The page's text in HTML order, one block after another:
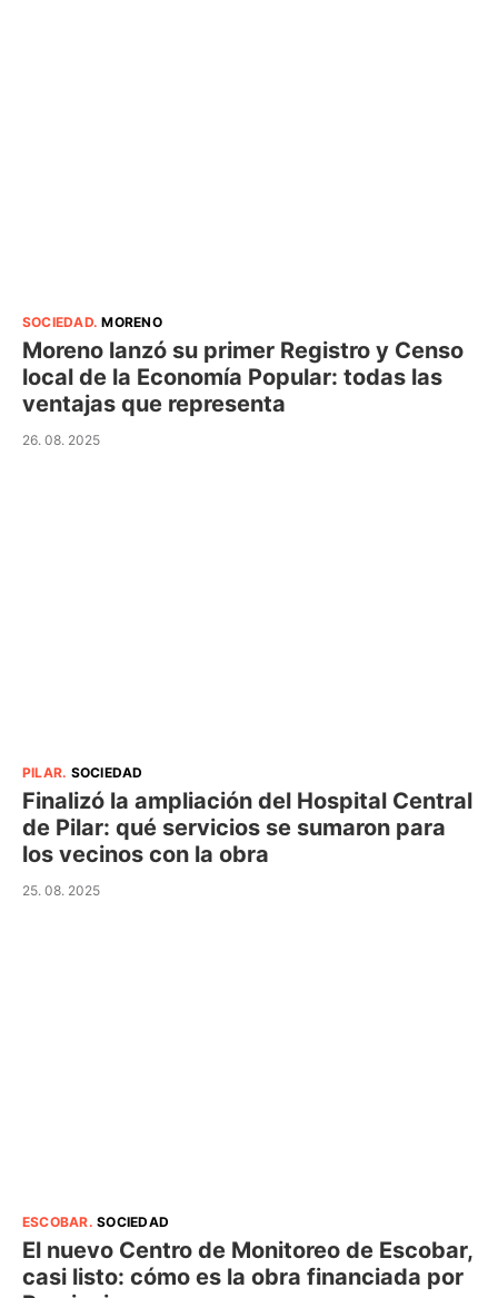
SOCIEDAD.MORENO
Moreno lanzó su primer Registro y Censo
local de la Economía Popular: todas las
ventajas que representa
26. 08. 2025
PILAR. SOCIEDAD
Finalizó la ampliación del Hospital Central
de Pilar: qué servicios se sumaron para
los vecinos con la obra
25. 08. 2025
ESCOBAR.SOCIEDAD
El nuevo Centro de Monitoreo de Escobar,
casi listo: cómo es la obra financiada por